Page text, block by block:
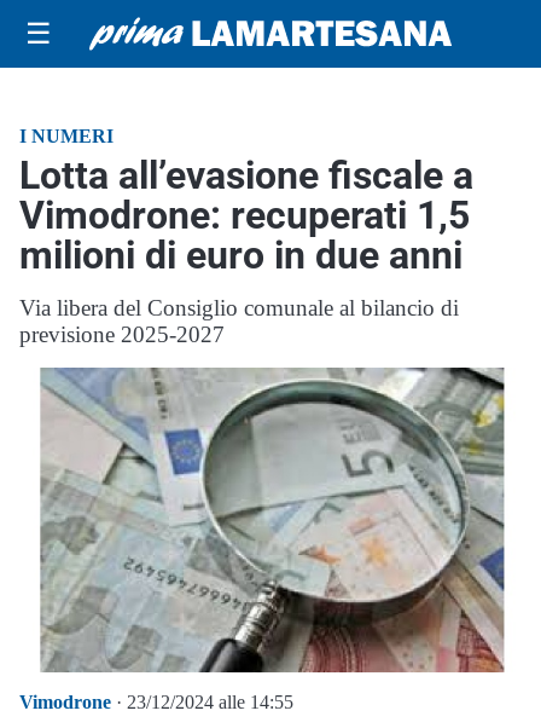
☰
I NUMERI
Lotta all’evasione fiscale a
Vimodrone: recuperati 1,5
milioni di euro in due anni
Via libera del Consiglio comunale al bilancio di
previsione 2025-2027
Vimodrone · 23/12/2024 alle 14:55